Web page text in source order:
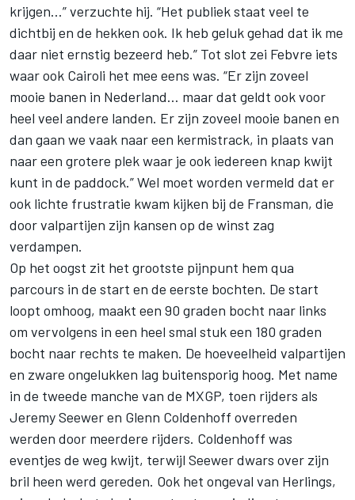
krijgen...” verzuchte hij. “Het publiek staat veel te
dichtbij en de hekken ook. Ik heb geluk gehad dat ik me
daar niet ernstig bezeerd heb.” Tot slot zei Febvre iets
waar ook Cairoli het mee eens was. “Er zijn zoveel
mooie banen in Nederland… maar dat geldt ook voor
heel veel andere landen. Er zijn zoveel mooie banen en
dan gaan we vaak naar een kermistrack, in plaats van
naar een grotere plek waar je ook iedereen knap kwijt
kunt in de paddock.” Wel moet worden vermeld dat er
ook lichte frustratie kwam kijken bij de Fransman, die
door valpartijen zijn kansen op de winst zag
verdampen.
Op het oogst zit het grootste pijnpunt hem qua
parcours in de start en de eerste bochten. De start
loopt omhoog, maakt een 90 graden bocht naar links
om vervolgens in een heel smal stuk een 180 graden
bocht naar rechts te maken. De hoeveelheid valpartijen
en zware ongelukken lag buitensporig hoog. Met name
in de tweede manche van de MXGP, toen rijders als
Jeremy Seewer en Glenn Coldenhoff overreden
werden door meerdere rijders. Coldenhoff was
eventjes de weg kwijt, terwijl Seewer dwars over zijn
bril heen werd gereden. Ook het ongeval van Herlings,